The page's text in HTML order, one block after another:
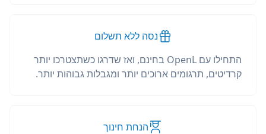
נסה ללא תשלום
התחילו עם OpenL בחינם, ואז שדרגו כשתצטרכו יותר
קרדיטים, תרגומים ארוכים יותר ומגבלות גבוהות יותר.
הנחת חינוך